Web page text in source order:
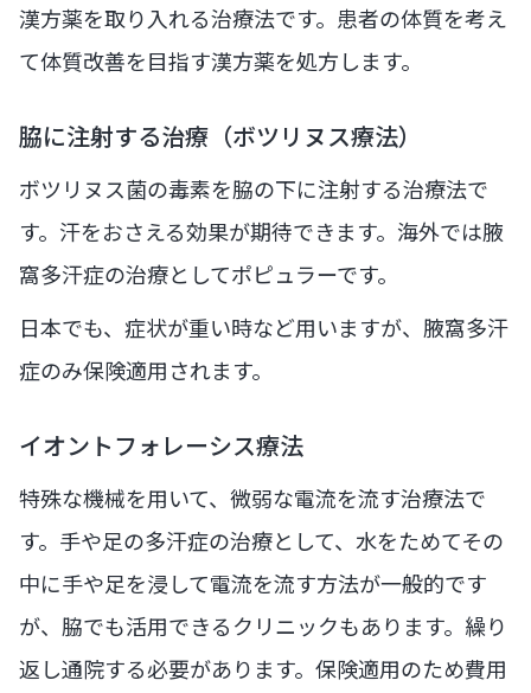
漢方薬を取り入れる治療法です。患者の体質を考え
て体質改善を目指す漢方薬を処方します。
脇に注射する治療（ボツリヌス療法）
ボツリヌス菌の毒素を脇の下に注射する治療法で
す。汗をおさえる効果が期待できます。海外では腋
窩多汗症の治療としてポピュラーです。
日本でも、症状が重い時など用いますが、腋窩多汗
症のみ保険適用されます。
イオントフォレーシス療法
特殊な機械を用いて、微弱な電流を流す治療法で
す。手や足の多汗症の治療として、水をためてその
中に手や足を浸して電流を流す方法が一般的です
が、脇でも活用できるクリニックもあります。繰り
返し通院する必要があります。保険適用のため費用